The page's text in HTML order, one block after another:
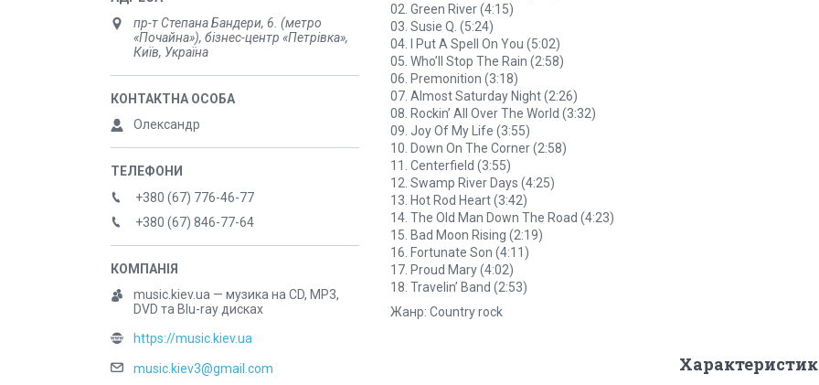
02. Green River (4:15)
03. Susie Q. (5:24)
04. I Put A Spell On You (5:02)
05. Who’ll Stop The Rain (2:58)
06. Premonition (3:18)
07. Almost Saturday Night (2:26)
08. Rockin’ All Over The World (3:32)
09. Joy Of My Life (3:55)
10. Down On The Corner (2:58)
11. Centerfield (3:55)
12. Swamp River Days (4:25)
13. Hot Rod Heart (3:42)
14. The Old Man Down The Road (4:23)
15. Bad Moon Rising (2:19)
16. Fortunate Son (4:11)
17. Proud Mary (4:02)
18. Travelin’ Band (2:53)
Жанр: Country rock
пр-т Степана Бандери, 6. (метро
«Почайна»), бізнес-центр «Петрівка»,
Київ, Україна
Олександр
+380 (67) 776-46-77
+380 (67) 846-77-64
music.kiev.ua — музика на CD, MP3,
DVD та Blu-ray дисках
https://music.kiev.ua
music.kiev3@gmail.com